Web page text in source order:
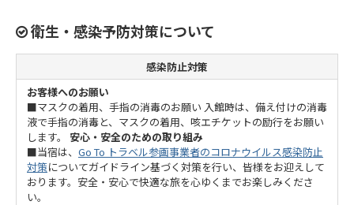
衛生・感染予防対策について
感染防止対策
お客様へのお願い
■マスクの着用、手指の消毒のお願い 入館時は、備え付けの消毒
液で手指の消毒と、マスクの着用、咳エチケットの励行をお願い
します。
安心・安全のための取り組み
■当宿は、 Go To トラベル参画事業者のコロナウイルス感染防止
対策についてガイドライン基づく対策を行い、皆様をお迎えして
おります。安全・安心で快適な旅を心ゆくまでお楽しみくださ
い。